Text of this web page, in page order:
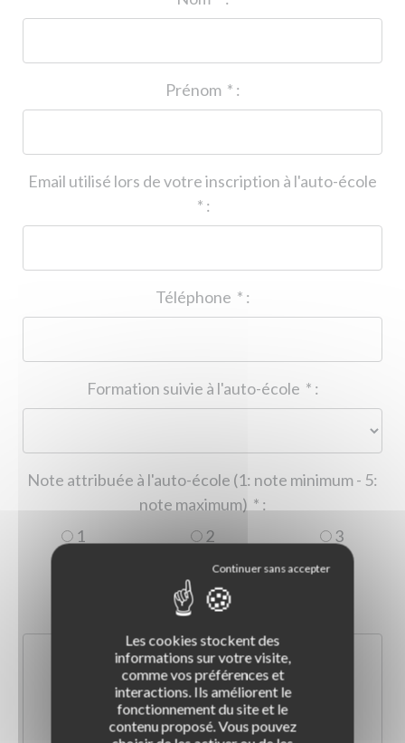
* :
Email utilisé lors de votre inscription à l'auto-école
* :
* :
* :
Note attribuée à l'auto-école (1: note minimum - 5:
* :
1
2
3
5
Les cookies stockent des
informations sur votre visite,
comme vos préférences et
interactions. Ils améliorent le
fonctionnement du site et le
contenu proposé. Vous pouvez